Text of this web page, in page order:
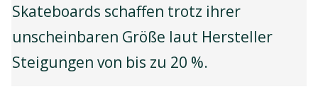
Skateboards schaffen trotz ihrer
unscheinbaren Größe laut Hersteller
Steigungen von bis zu 20 %.